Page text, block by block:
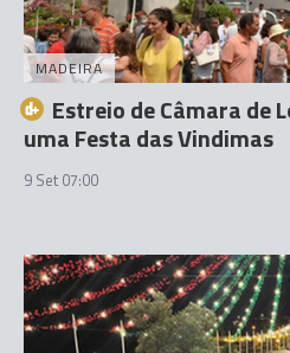
MADEIRA
Estreio de Câmara de
uma Festa das Vindimas
9 Set 07:00